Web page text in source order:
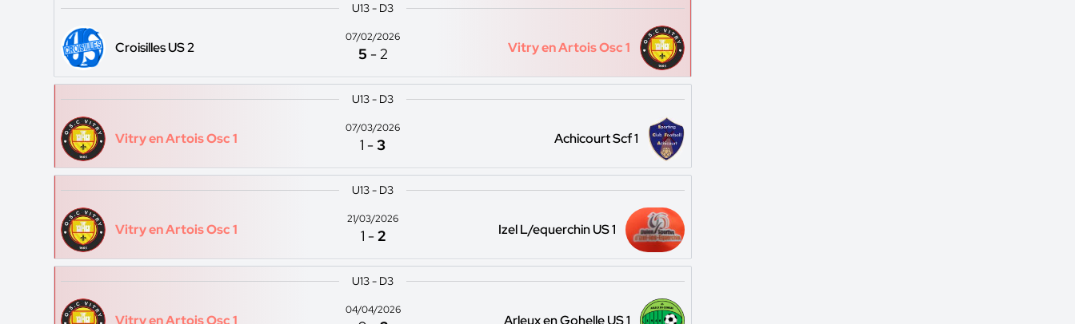
U13 - D3
Croisilles US 2
07/02/2026
5 -2 Vitry en Artois Osc 1
U13 - D3
Vitry en Artois Osc 1
07/03/2026
1 -3 Achicourt Scf 1
U13 - D3
Vitry en Artois Osc 1
21/03/2026
1 -2 Izel L/equerchin US 1
U13 - D3
Vitry en Artois Osc 1
04/04/2026
Arleux en Gohelle US 1